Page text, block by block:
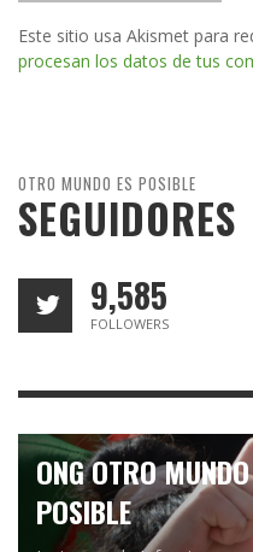
Este sitio usa Akismet para
procesan los datos de tus
OTRO MUNDO ES POSIBLE
SEGUIDORES
9,585
FOLLOWERS
ONG OTRO
POSIBLE